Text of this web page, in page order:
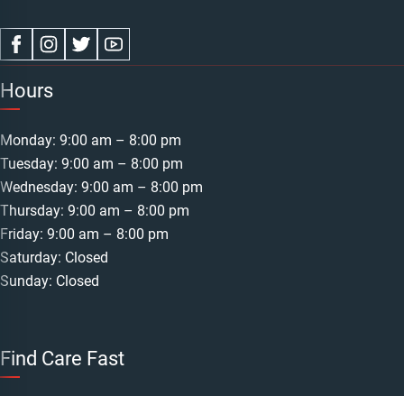
Hours
Monday: 9:00 am – 8:00 pm
Tuesday: 9:00 am – 8:00 pm
Wednesday: 9:00 am – 8:00 pm
Thursday: 9:00 am – 8:00 pm
Friday: 9:00 am – 8:00 pm
Saturday: Closed
Sunday: Closed
Find Care Fast